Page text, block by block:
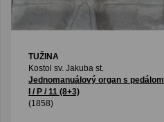
TUŽINA
Kostol sv. Jakuba st.
Jednomanuálový organ s pedálom
I / P / 11 (8+3)
(1858)